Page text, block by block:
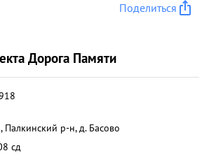
Поделиться
Дорога Памяти
Палкинский р-н, д. Басово
сд